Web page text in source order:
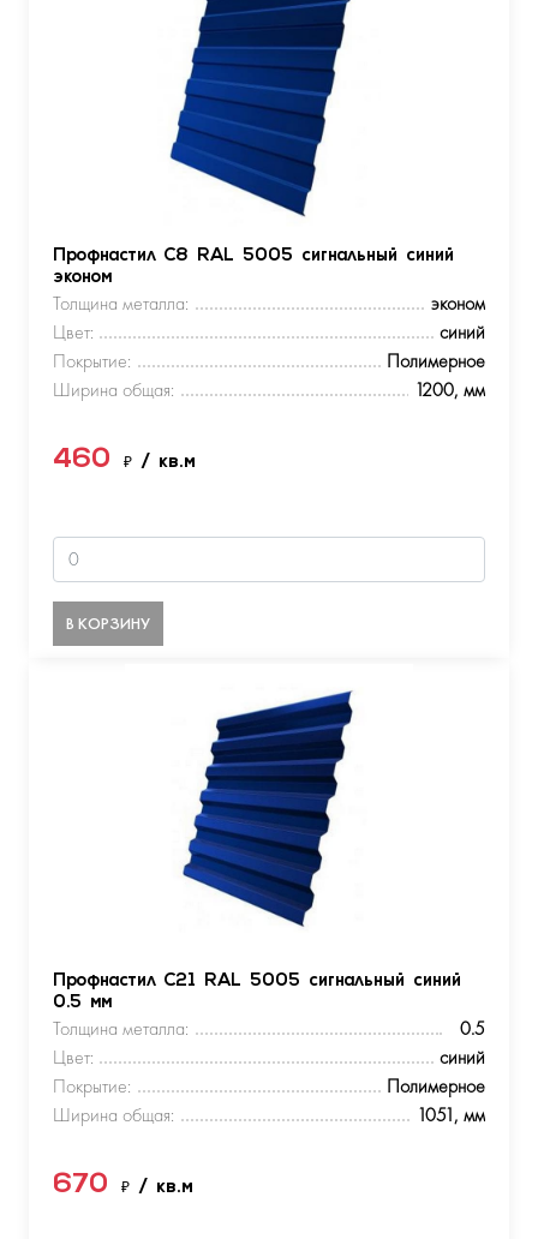
Профнастил С8 RAL 5005 сигнальный синий
эконом
Толщина металла:
эконом
Цвет:
синий
Покрытие:
Полимерное
Ширина общая:
1200, мм
460 ₽ / кв.м
В КОРЗИНУ
Профнастил С21 RAL 5005 сигнальный синий
0.5 мм
Толщина металла:
0.5
Цвет:
синий
Покрытие:
Полимерное
Ширина общая:
1051, мм
670 ₽ / кв.м